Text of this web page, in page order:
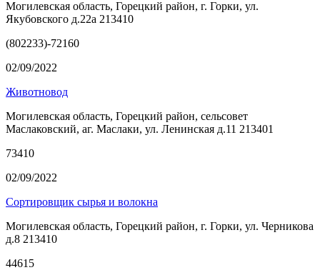
Могилевская область, Горецкий район, г. Горки, ул.
Якубовского д.22а 213410
(802233)-72160
02/09/2022
Животновод
Могилевская область, Горецкий район, сельсовет
Маслаковский, аг. Маслаки, ул. Ленинская д.11 213401
73410
02/09/2022
Сортировщик сырья и волокна
Могилевская область, Горецкий район, г. Горки, ул. Черникова
д.8 213410
44615